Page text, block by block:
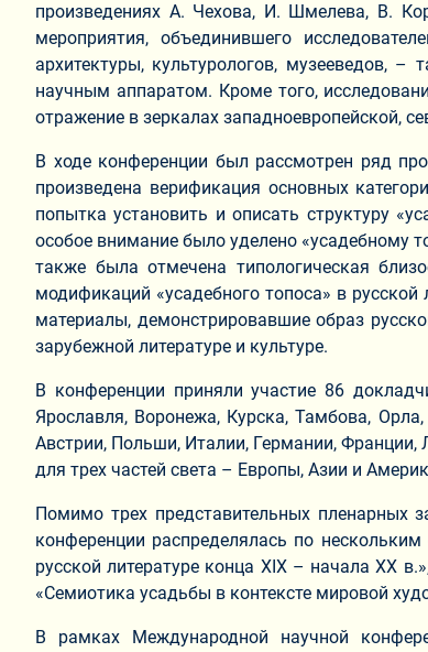
произведениях А. Чехова, И. Шмелева, В.
мероприятия, объединившего
архитектуры, культурологов, музееведов,
научным аппаратом. Кроме того,
отражение в зеркалах западноевропейской,
В ходе конференции был рассмотрен ряд
произведена верификация основных
попытка установить и описать структуру
особое внимание было уделено «усадебному
также была отмечена типологическая
модификаций «усадебного топоса» в
материалы, демонстрировавшие образ
зарубежной литературе и культуре.
В конференции приняли участие 86
Ярославля, Воронежа, Курска, Тамбова,
Австрии, Польши, Италии, Германии, Франции,
для трех частей света – Европы, Азии и
Помимо трех представительных
конференции распределялась по
русской литературе конца XIX – начала XX
«Семиотика усадьбы в контексте мировой
В рамках Международной научной